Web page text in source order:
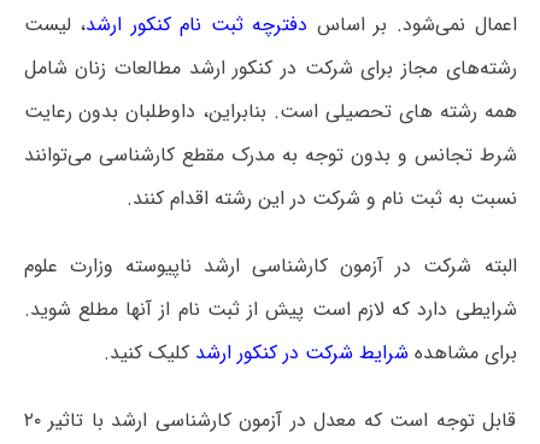
اعمال نمی‌شود. بر اساس دفترچه ثبت نام کنکور ارشد، لیست
رشته‌های مجاز برای شرکت در کنکور ارشد مطالعات زنان شامل
همه رشته های تحصیلی است‌. بنابراین، داوطلبان بدون رعایت
شرط تجانس و بدون توجه به مدرک مقطع کارشناسی می‌توانند
نسبت به ثبت نام و شرکت در این رشته اقدام کنند.
البته شرکت در آزمون کارشناسی ارشد ناپیوسته وزارت علوم
شرایطی دارد که لازم است پیش از ثبت نام از آنها مطلع شوید.
برای مشاهده شرایط شرکت در کنکور ارشد کلیک کنید.
قابل توجه است که معدل در آزمون کارشناسی ارشد با تاثیر ۲۰